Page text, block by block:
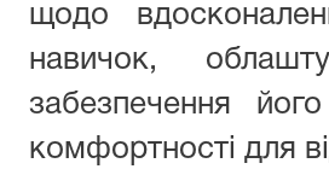
щодо
навичок,
забезпечення
комфортності для